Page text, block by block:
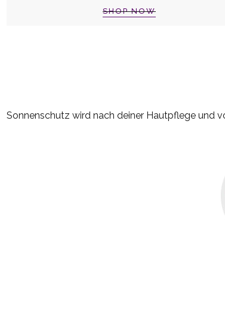
SHOP NOW
Sonnenschutz wird nach deiner Hautpflege und